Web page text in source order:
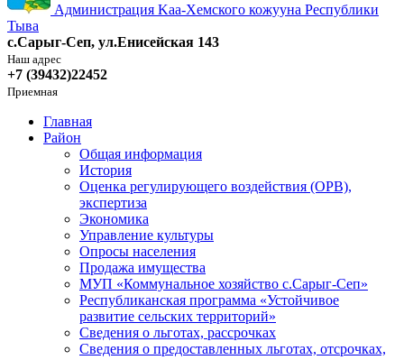
Администрация Kaa-Хемского кожууна Республики
Тыва
с.Сарыг-Сеп, ул.Енисейская 143
Наш адрес
+7 (39432)22452
Приемная
Главная
Район
Общая информация
История
Оценка регулирующего воздействия (ОРВ),
экспертиза
Экономика
Управление культуры
Опросы населения
Продажа имущества
МУП «Коммунальное хозяйство с.Сарыг-Сеп»
Республиканская программа «Устойчивое
развитие сельских территорий»
Сведения о льготах, рассрочках
Сведения о предоставленных льготах, отсрочках,